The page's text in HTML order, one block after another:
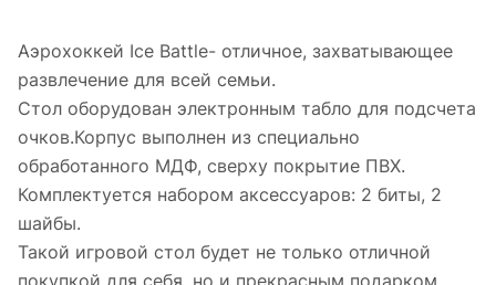
Аэрохоккей Ice Battle- отличное, захватывающее
развлечение для всей семьи.
Стол оборудован электронным табло для подсчета
очков.Корпус выполнен из специально
обработанного МДФ, сверху покрытие ПВХ.
Комплектуется набором аксессуаров: 2 биты, 2
шайбы.
Такой игровой стол будет не только отличной